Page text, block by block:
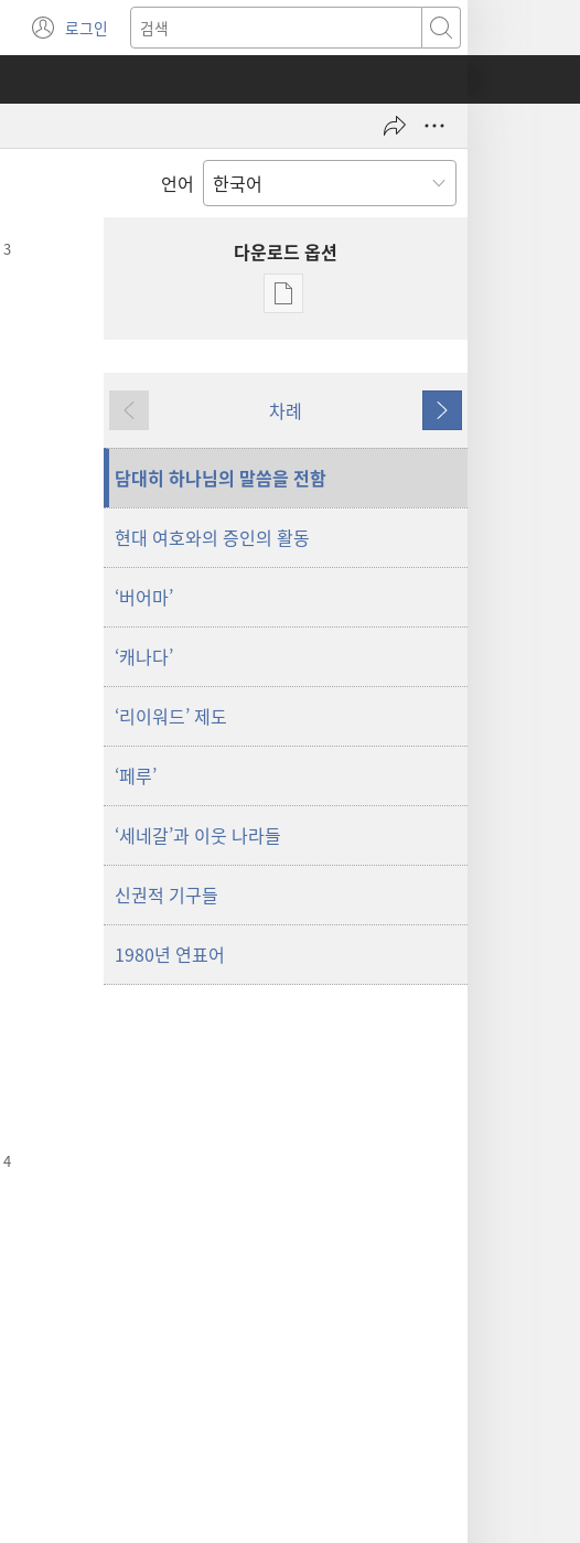
로그인
(새로운
창
검색
언어
다운로드 옵션
출판물
여호와의
증인
연감
이전 차례 다음
담대히 하나님의 말씀을 전함
현대 여호와의 증인의 활동
‘버어마’
‘캐나다’
‘리이워드’ 제도
‘페루’
‘세네갈’과 이웃 나라들
신권적 기구들
1980년 연표어